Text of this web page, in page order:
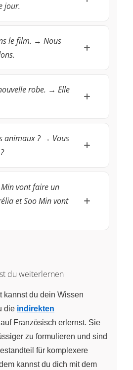
jour.
le film. → Nous
robe. → Elle
animaux ?→ Vous
vont faire un
et Soo Min vont
du weiterlernen
kannst du dein Wissen
die indirekten
auf Französisch erlernst. Sie
zu formulieren und sind
für komplexere
kannst du dich mit dem